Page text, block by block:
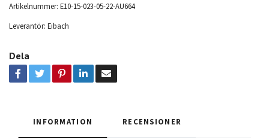
Artikelnummer: E10-15-023-05-22-AU664
Leverantör: Eibach
Dela
INFORMATION RECENSIONER